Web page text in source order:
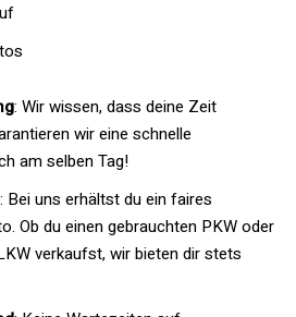
: Wir wissen, dass deine Zeit
wir eine schnelle
am selben Tag!
: Bei uns erhältst du ein faires
Ob du einen gebrauchten PKW oder
verkaufst, wir bieten dir stets